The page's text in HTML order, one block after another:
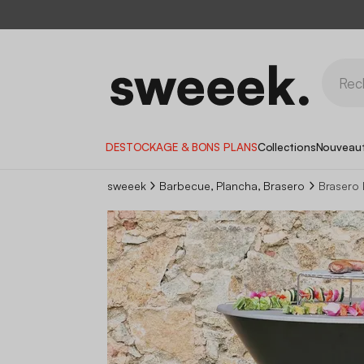
DESTOCKAGE & BONS PLANSCollections
sweeek Barbecue, Plancha, Brasero Brasero